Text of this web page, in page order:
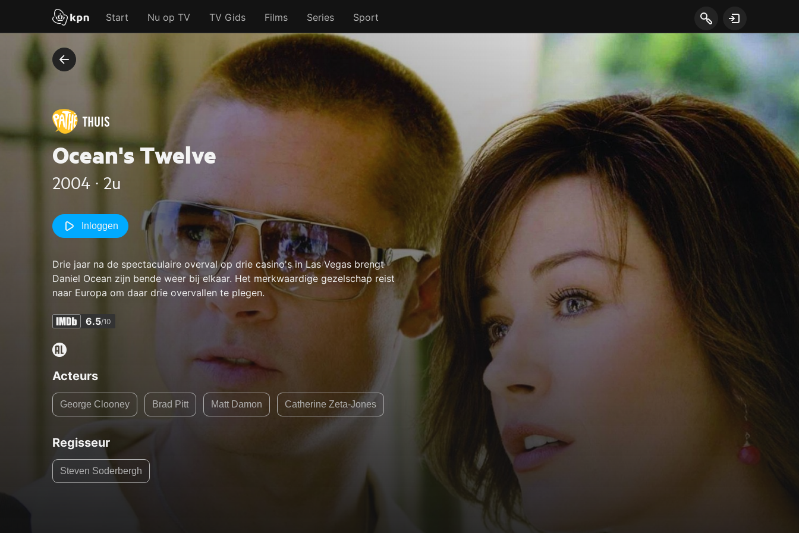
Start Nu op TV TV Gids Films Series Sport
Ocean's Twelve
2004 ‧ 2u
Inloggen
Drie jaar na de spectaculaire overval op drie casino's in Las Vegas brengt
Daniel Ocean zijn bende weer bij elkaar. Het merkwaardige gezelschap reist
naar Europa om daar drie overvallen te plegen.
6.5/10
Acteurs
George Clooney Brad Pitt Matt Damon Catherine Zeta-Jones
Regisseur
Steven Soderbergh